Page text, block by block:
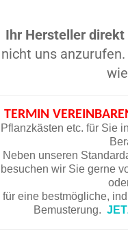
Ihr Hersteller direkt
nicht uns
TERMIN
Pflanzkästen etc. für Sie
Neben unseren
besuchen wir Sie gerne
für eine bestmögliche,
Bemusterung.